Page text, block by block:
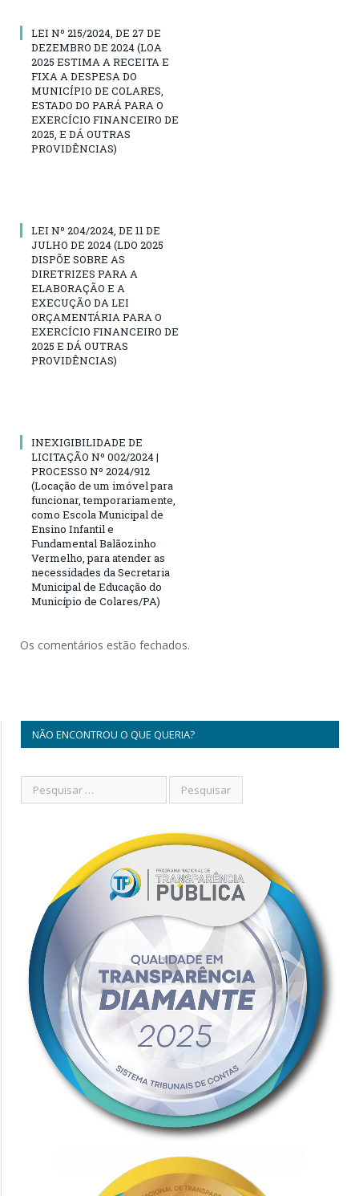
LEI Nº 215/2024, DE 27 DE
DEZEMBRO DE 2024 (LOA
2025 ESTIMA A RECEITA E
FIXA A DESPESA DO
MUNICÍPIO DE COLARES,
ESTADO DO PARÁ PARA O
EXERCÍCIO FINANCEIRO DE
2025, E DÁ OUTRAS
PROVIDÊNCIAS)
LEI Nº 204/2024, DE 11 DE
JULHO DE 2024 (LDO 2025
DISPÕE SOBRE AS
DIRETRIZES PARA A
ELABORAÇÃO E A
EXECUÇÃO DA LEI
ORÇAMENTÁRIA PARA O
EXERCÍCIO FINANCEIRO DE
2025 E DÁ OUTRAS
PROVIDÊNCIAS)
INEXIGIBILIDADE DE
LICITAÇÃO Nº 002/2024 |
PROCESSO Nº 2024/912
(Locação de um imóvel para
funcionar, temporariamente,
como Escola Municipal de
Ensino Infantil e
Fundamental Balãozinho
Vermelho, para atender as
necessidades da Secretaria
Municipal de Educação do
Município de Colares/PA)
Os comentários estão fechados.
NÃO ENCONTROU O QUE QUERIA?